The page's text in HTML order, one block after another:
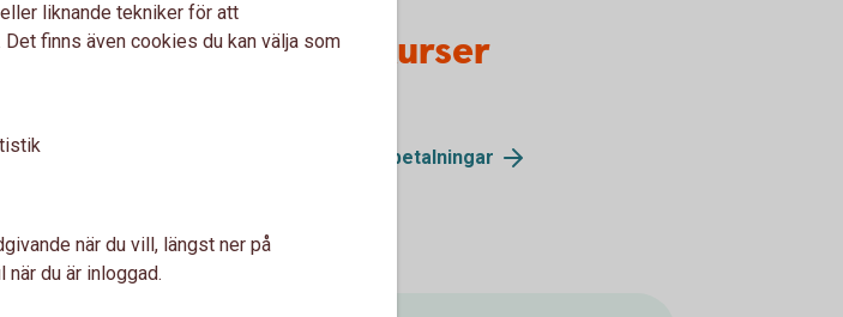
tjänster
Valutakurser
Valutakurser betalningar
liknande tekniker för att
finns även cookies du kan välja som
när du vill, längst ner på
du är inloggad.